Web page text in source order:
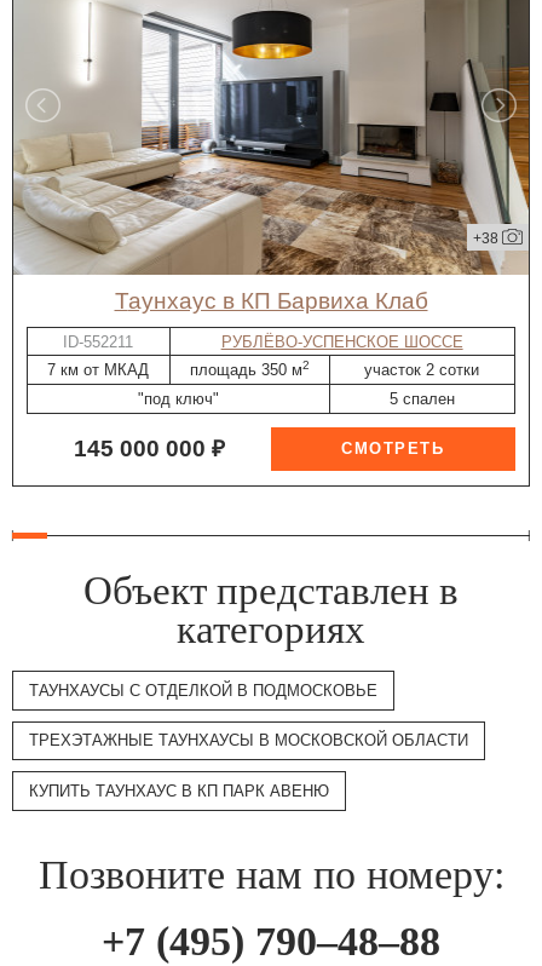
+38
таунхаус в КП Барвиха Клаб
ID-552211
РУБЛЁВО-УСПЕНСКОЕ ШОССЕ
7 км от МКАД
площадь 350 м2
участок 2 сотки
"под ключ"
5 спален
145 000 000 ₽
Объект представлен в
категориях
ТАУНХАУСЫ С ОТДЕЛКОЙ В ПОДМОСКОВЬЕ
ТРЕХЭТАЖНЫЕ ТАУНХАУСЫ В МОСКОВСКОЙ ОБЛАСТИ
КУПИТЬ ТАУНХАУС В КП ПАРК АВЕНЮ
Позвоните нам по номеру:
+7 (495) 790–48–88